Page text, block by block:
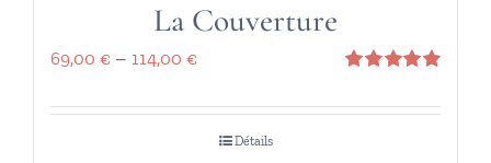
La Couverture
sur 5
69,00 € – 114,00 €
Détails